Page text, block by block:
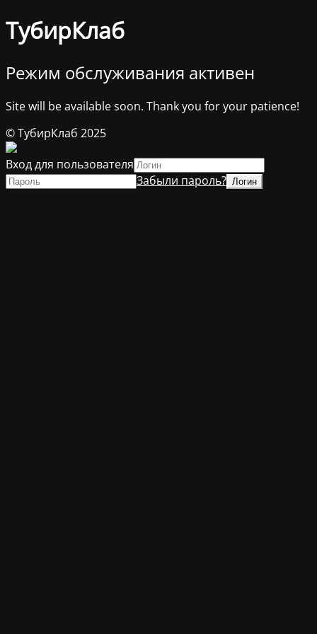
ТубирКлаб
Режим обслуживания активен
Site will be available soon. Thank you for your patience!
© ТубирКлаб 2025
Вход для пользователя
Забыли пароль?